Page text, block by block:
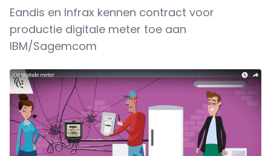
Eandis en Infrax kennen contract voor
productie digitale meter toe aan
IBM/Sagemcom